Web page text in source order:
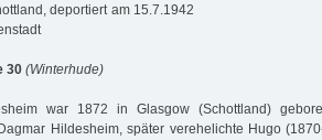
deportiert am 15.7.1942
30 (Winterhude)
war 1872 in Glasgow (Schottland)
Hildesheim, später verehelichte Hugo